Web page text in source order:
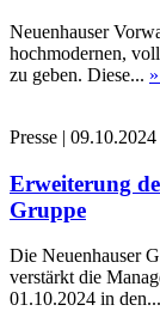
Neuenhauser
hochmodernen,
zu geben. Diese...
Presse | 09.10.2024
Erweiterung
Gruppe
Die Neuenhauser
verstärkt die
01.10.2024 in den...